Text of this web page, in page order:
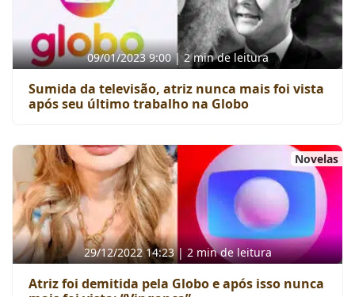
09/01/2023 9:00 | 2 min de leitura
Sumida da televisão, atriz nunca mais foi vista
após seu último trabalho na Globo
Novelas
29/12/2022 14:23 | 2 min de leitura
Atriz foi demitida pela Globo e após isso nunca